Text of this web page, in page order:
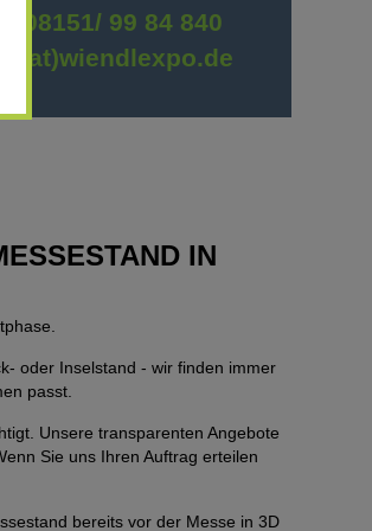
08151/ 99 84 840
IN
oder Inselstand - wir finden immer
passt.
Unsere transparenten Angebote
Sie uns Ihren Auftrag erteilen
bereits vor der Messe in 3D